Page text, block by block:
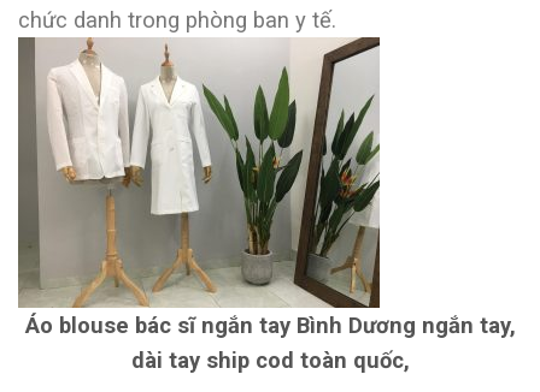
chức danh trong phòng ban y tế.
Áo blouse bác sĩ ngắn tay Bình Dương ngắn tay,
dài tay ship cod toàn quốc,